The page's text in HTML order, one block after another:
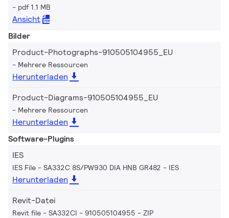
pdf 1.1 MB
Ansicht
Bilder
Product-Photographs-910505104955_EU
Mehrere Ressourcen
Herunterladen
Product-Diagrams-910505104955_EU
Mehrere Ressourcen
Herunterladen
Software-Plugins
IES
IES File - SA332C 8S/PW930 DIA HNB GR482 IES
Herunterladen
Revit-Datei
Revit file - SA332CI - 910505104955 ZIP